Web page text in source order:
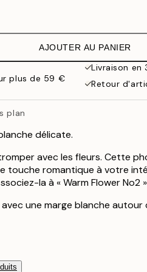
AJOUTER AU PANIER
Livraison en
plus de 59 €
Retour
plan
délicate.
avec les fleurs. Cette
touche romantique à votre
la à « Warm Flower No2
une marge blanche autour